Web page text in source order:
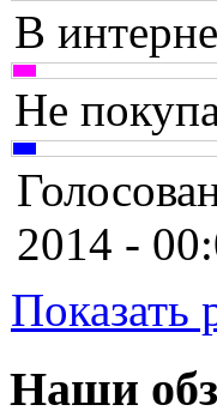
Cbr
Chicony
Cooler
Cube
Cyborg
Datex
В
Не
2014 -
Показать
Наши